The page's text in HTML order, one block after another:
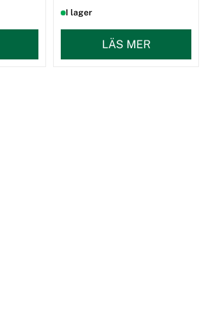
I lager
LÄS MER